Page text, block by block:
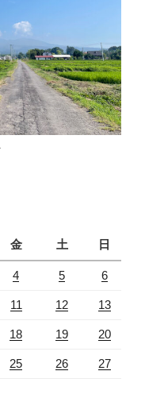
金 土 日
4 5 6
11 12 13
18 19 20
25 26 27